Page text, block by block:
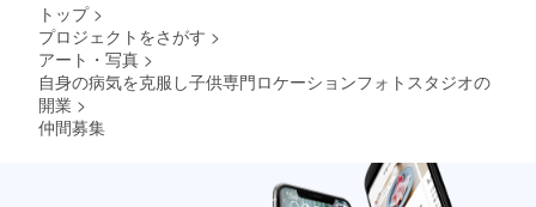
トップ >
プロジェクトをさがす >
アート・写真 >
自身の病気を克服し子供専門ロケーションフォトスタジオの
開業 >
仲間募集